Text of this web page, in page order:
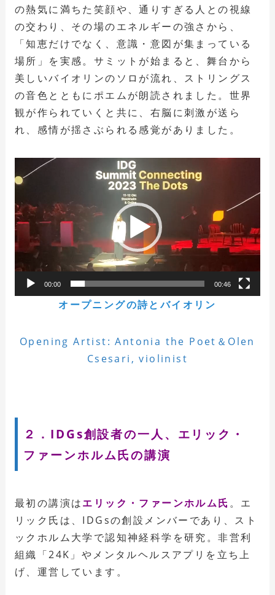
の熱気に満ちた笑顔や、通りすぎる人との視線
の交わり、その場のエネルギーの強さから、
「知恵だけでなく、意識・意図が集まっている
場所」を実感。サミットが始まると、舞台から
美しいバイオリンのソロが流れ、ストリングス
の音色とともにポエムが朗読されました。世界
観が作られていくと共に、右脳に刺激が送ら
れ、感情が揺さぶられる感覚がありました。
動
画
プ
レ
ー
ヤ
ー
00:00 00:46
オープニングの詩とバイオリン
Opening Artist: Antonia the Poet＆Olen
Csesari, violinist
２．IDGs創設者の一人、エリック・
ファーンホルム氏の講演
最初の講演はエリック・ファーンホルム氏 。エ
リック氏は、IDGsの創設メンバーであり、スト
ックホルム大学で認知神経科学を研究。非営利
組織「24K」やメンタルヘルスアプリを立ち上
げ、運営しています。